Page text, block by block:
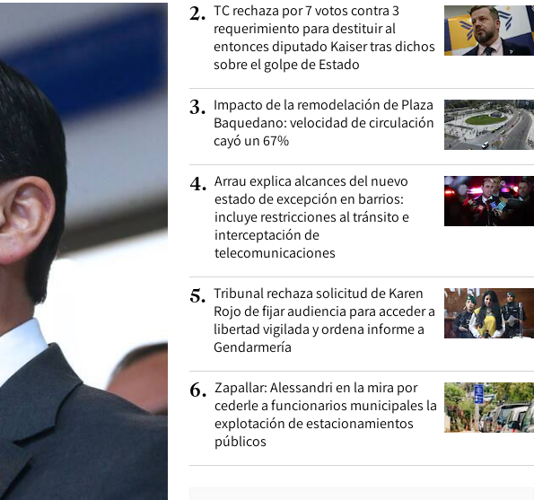
2. TC rechaza por 7 votos contra 3
requerimiento para destituir al
entonces diputado Kaiser tras dichos
sobre el golpe de Estado
3. Impacto de la remodelación de Plaza
Baquedano: velocidad de circulación
cayó un 67%
4. Arrau explica alcances del nuevo
estado de excepción en barrios:
incluye restricciones al tránsito e
interceptación de
telecomunicaciones
5. Tribunal rechaza solicitud de Karen
Rojo de fijar audiencia para acceder a
libertad vigilada y ordena informe a
Gendarmería
6. Zapallar: Alessandri en la mira por
cederle a funcionarios municipales la
explotación de estacionamientos
públicos